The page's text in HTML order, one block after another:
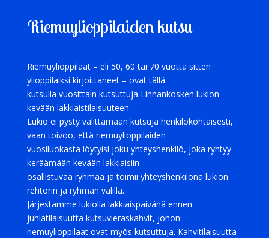
Riemuylioppilaiden kutsu
Riemuylioppilaat – eli 50, 60 tai 70 vuotta sitten
ylioppilaiksi kirjoittaneet – ovat tällä
kutsulla vuosittain kutsuttuja Linnankosken lukion
kevään lakkiaistilaisuuteen.
Lukio ei pysty välittämään kutsuja henkilökohtaisesti,
vaan toivoo, että riemuylioppilaiden
vuosiluokasta löytyisi joku yhteyshenkilö, joka ryhtyy
keräämään kevään lakkiaisiin
osallistuvaa ryhmää ja toimii yhteyshenkilönä lukion
rehtorin ja ryhmän välillä.
Järjestämme lukiolla lakkiaispäivänä ennen
juhlatilaisuutta kutsuvieraskahvit, johon
riemuylioppilaat ovat myös kutsuttuja. Kahvitilaisuutta